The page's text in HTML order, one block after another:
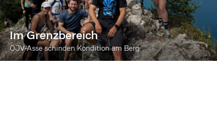
Im Grenzbereich
ÖJV-Asse schinden Kondition am Berg